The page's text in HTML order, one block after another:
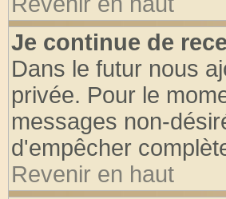
Je continue de
Dans le futur nous
privée. Pour le
messages non-
d'empêcher
Revenir en haut